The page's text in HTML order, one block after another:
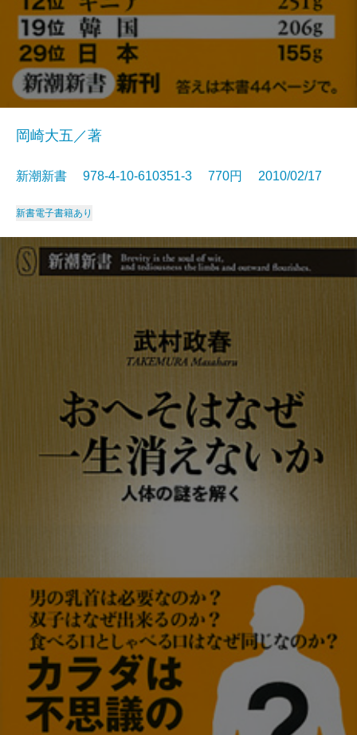
岡崎大五／著
新潮新書 978-4-10-610351-3 770円 2010/02/17
新書電子書籍あり